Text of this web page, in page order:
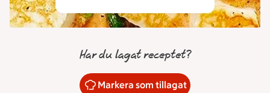
Har du lagat receptet?
Markera som tillagat